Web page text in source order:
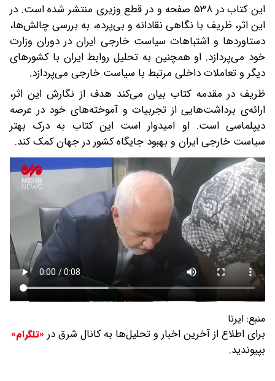
این کتاب در ۵۳۸ صفحه و در قطع وزیری منتشر شده است. در
این اثر، ظریف با نگاهی نقادانه و بی‌پرده، به بررسی چالش‌ها،
دستاوردها و اشتباهات سیاست خارجی ایران در دوران وزارت
خود می‌پردازد. او همچنین به تحلیل روابط ایران با کشورهای
دیگر و تعاملات داخلی مرتبط با سیاست خارجی می‌پردازد.
ظریف در مقدمه کتاب بیان می‌کند هدف از نگارش این اثر،
ارائه‌ی برداشت‌هایی از تجربیات و آموخته‌های خود در عرصه
دیپلماسی است. او امیدوار است این کتاب به درک بهتر
سیاست خارجی ایران و بهبود جایگاه کشور در جهان کمک کند.
منبع: ایرنا
برای اطلاع از آخرین اخبار و تحلیل‌ها به کانال شرق در «تلگرام»
بپیوندید.